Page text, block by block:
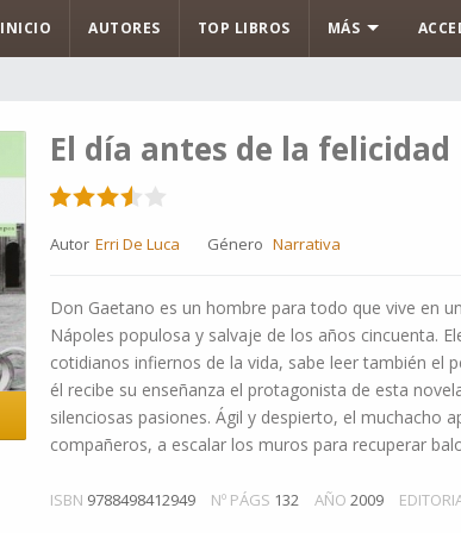
INICIO AUTORES TOP LIBROS MÁS
El día antes de la felicidad
Autor Erri De Luca Género Narrativa
Don Gaetano es un hombre para todo que vive en
Nápoles populosa y salvaje de los años cincuenta.
cotidianos infiernos de la vida, sabe leer también el
él recibe su enseñanza el protagonista de esta
silenciosas pasiones. Ágil y despierto, el muchacho
compañeros, a escalar los muros para recuperar
ISBN 9788498412949 Nº PÁGS 132 AÑO 2009